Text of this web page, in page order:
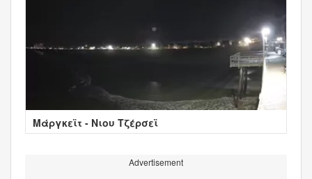
Μάργκεϊτ - Νιου Τζέρσεϊ
Advertisement